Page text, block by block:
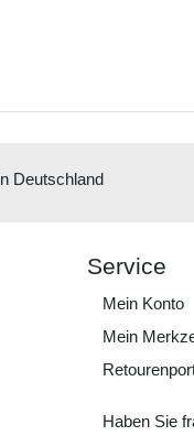
Deutschland
Service
Mein Konto
Mein
Haben Sie